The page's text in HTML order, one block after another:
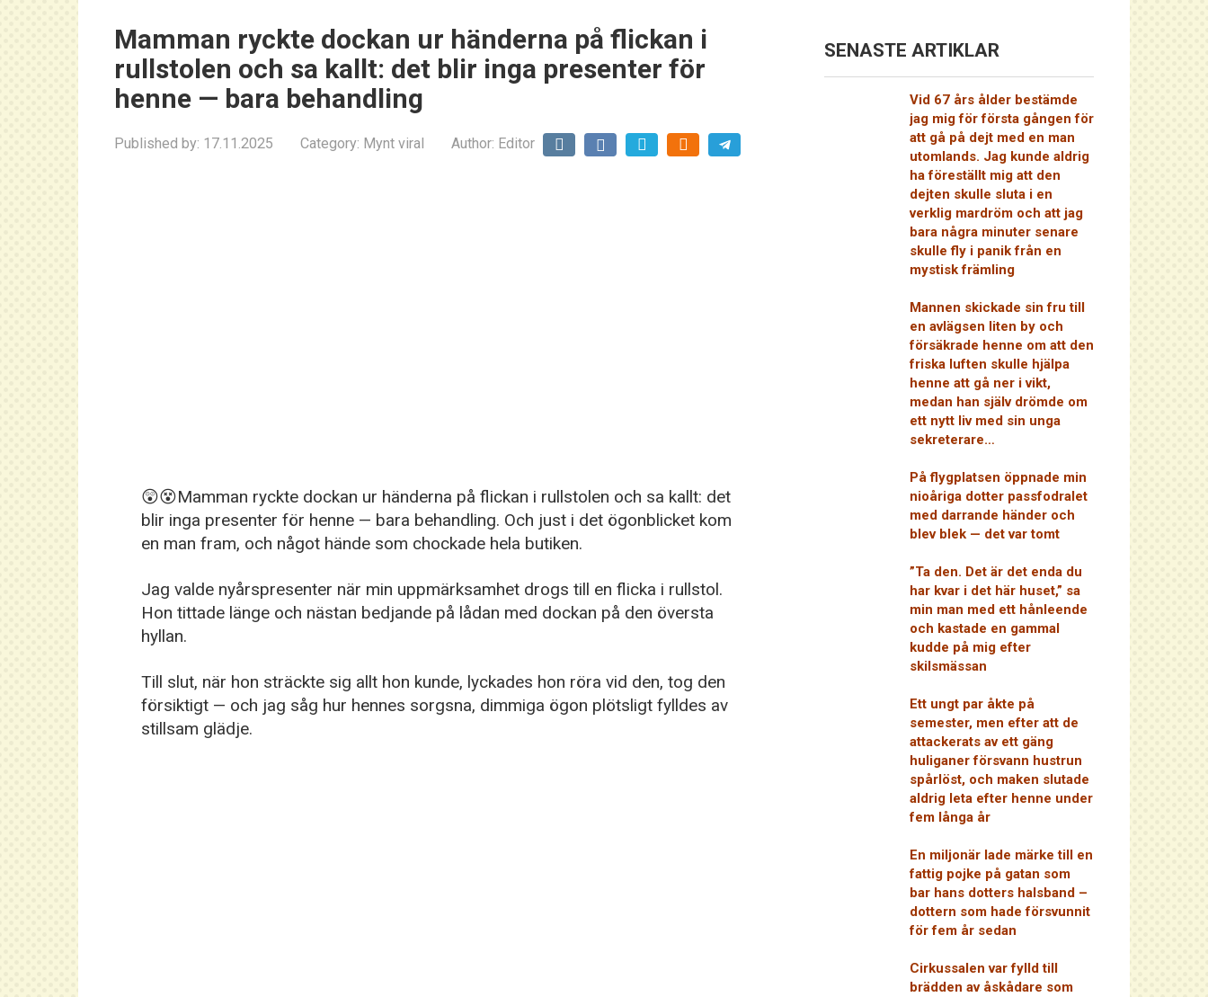
Mamman ryckte dockan ur händerna på flickan i
rullstolen och sa kallt: det blir inga presenter för
henne — bara behandling
Published by: 17.11.2025 Category: Mynt viral Author: Editor
😲😵Mamman ryckte dockan ur händerna på flickan i rullstolen och sa kallt: det
blir inga presenter för henne — bara behandling. Och just i det ögonblicket kom
en man fram, och något hände som chockade hela butiken.
Jag valde nyårspresenter när min uppmärksamhet drogs till en flicka i rullstol.
Hon tittade länge och nästan bedjande på lådan med dockan på den översta
hyllan.
Till slut, när hon sträckte sig allt hon kunde, lyckades hon röra vid den, tog den
försiktigt — och jag såg hur hennes sorgsna, dimmiga ögon plötsligt fylldes av
stillsam glädje.
SENASTE ARTIKLAR
Vid 67 års ålder bestämde
jag mig för första gången för
att gå på dejt med en man
utomlands. Jag kunde aldrig
ha föreställt mig att den
dejten skulle sluta i en
verklig mardröm och att jag
bara några minuter senare
skulle fly i panik från en
mystisk främling
Mannen skickade sin fru till
en avlägsen liten by och
försäkrade henne om att den
friska luften skulle hjälpa
henne att gå ner i vikt,
medan han själv drömde om
ett nytt liv med sin unga
sekreterare…
På flygplatsen öppnade min
nioåriga dotter passfodralet
med darrande händer och
blev blek — det var tomt
”Ta den. Det är det enda du
har kvar i det här huset,” sa
min man med ett hånleende
och kastade en gammal
kudde på mig efter
skilsmässan
Ett ungt par åkte på
semester, men efter att de
attackerats av ett gäng
huliganer försvann hustrun
spårlöst, och maken slutade
aldrig leta efter henne under
fem långa år
En miljonär lade märke till en
fattig pojke på gatan som
bar hans dotters halsband –
dottern som hade försvunnit
för fem år sedan
Cirkussalen var fylld till
brädden av åskådare som